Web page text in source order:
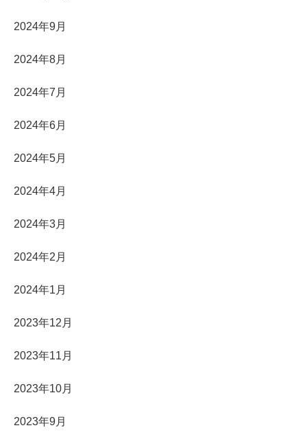
2024年9月
2024年8月
2024年7月
2024年6月
2024年5月
2024年4月
2024年3月
2024年2月
2024年1月
2023年12月
2023年11月
2023年10月
2023年9月